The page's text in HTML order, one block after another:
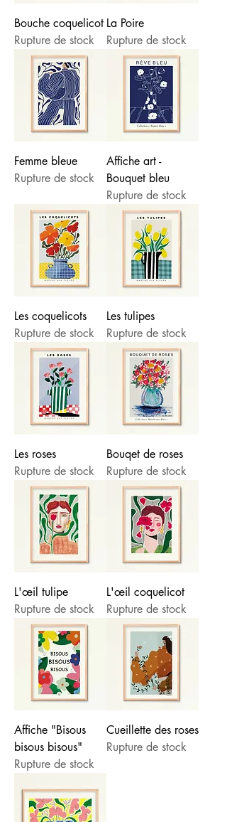
Bouche coquelicot
Rupture de stock
La Poire
Rupture de stock
Femme bleue
Rupture de stock
Affiche art -
Bouquet bleu
Rupture de stock
Les coquelicots
Rupture de stock
Les tulipes
Rupture de stock
Les roses
Rupture de stock
Bouqet de roses
Rupture de stock
L'œil tulipe
Rupture de stock
L'œil coquelicot
Rupture de stock
Affiche "Bisous
bisous bisous"
Rupture de stock
Cueillette des roses
Rupture de stock